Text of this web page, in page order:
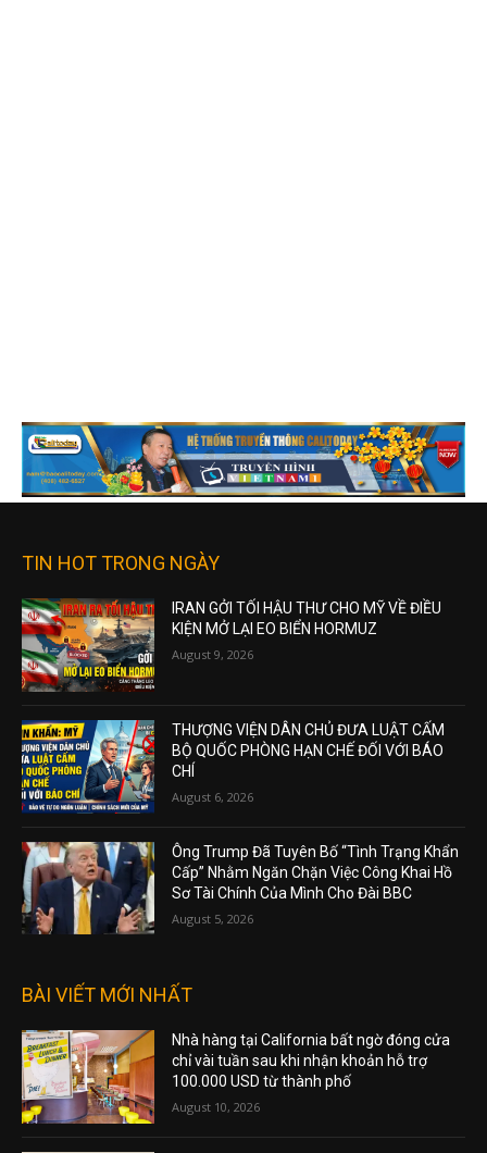
TIN HOT TRONG NGÀY
IRAN GỞI TỐI HẬU THƯ CHO MỸ VỀ ĐIỀU
KIỆN MỞ LẠI EO BIỂN HORMUZ
August 9, 2026
THƯỢNG VIỆN DÂN CHỦ ĐƯA LUẬT CẤM
BỘ QUỐC PHÒNG HẠN CHẾ ĐỐI VỚI BÁO
CHÍ
August 6, 2026
Ông Trump Đã Tuyên Bố “Tình Trạng Khẩn
Cấp” Nhằm Ngăn Chặn Việc Công Khai Hồ
Sơ Tài Chính Của Mình Cho Đài BBC
August 5, 2026
BÀI VIẾT MỚI NHẤT
Nhà hàng tại California bất ngờ đóng cửa
chỉ vài tuần sau khi nhận khoản hỗ trợ
100.000 USD từ thành phố
August 10, 2026